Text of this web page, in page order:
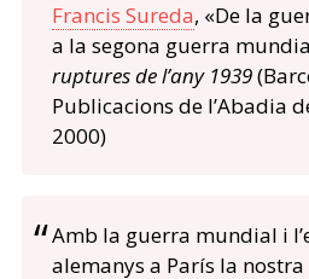
Francis Sureda, «De la
a la segona guerra
ruptures de l’any 1939
Publicacions de l’Abadia
2000)
Amb la guerra mundial i
alemanys a París la